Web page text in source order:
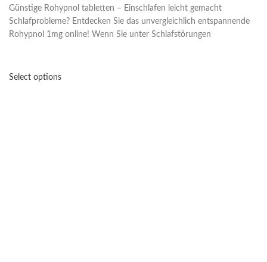
Günstige Rohypnol tabletten – Einschlafen leicht gemacht
Schlafprobleme? Entdecken Sie das unvergleichlich entspannende
Rohypnol 1mg online! Wenn Sie unter Schlafstörungen
Select options